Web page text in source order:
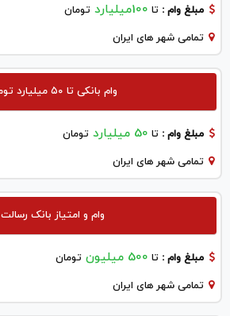
مبلغ وام : تا 100میلیارد تومان
تمامی شهر های ایران
وام بانکی تا ۵۰ میلیارد تومان
مبلغ وام : تا 50 میلیارد تومان
تمامی شهر های ایران
وام و امتیاز بانک رسالت
مبلغ وام : تا 500 میلیون تومان
تمامی شهر های ایران